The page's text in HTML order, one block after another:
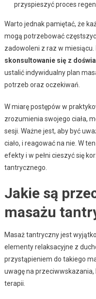
przyspieszyć proces
Warto jednak pamiętać, że
mogą potrzebować
zadowoleni z raz w miesiącu.
skonsultowanie się z
ustalić indywidualny plan
potrzeb oraz oczekiwań.
W miarę postępów w
zrozumienia swojego ciała,
sesji. Ważne jest, aby być
ciało, i reagować na nie. W
efekty i w pełni cieszyć się
tantrycznego.
Jakie są
masażu
Masaż tantryczny jest
elementy relaksacyjne z
przystąpieniem do takiego
uwagę na
terapii.